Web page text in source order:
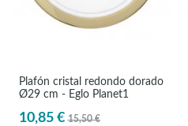
Plafón cristal redondo dorado
Ø29 cm - Eglo Planet1
10,85 € 15,50 €